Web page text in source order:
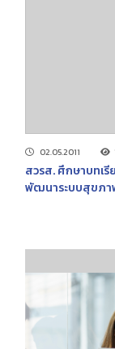
02.05.2011
สวรส. ศึกษาบทเรี
พัฒนาระบบสุขภ